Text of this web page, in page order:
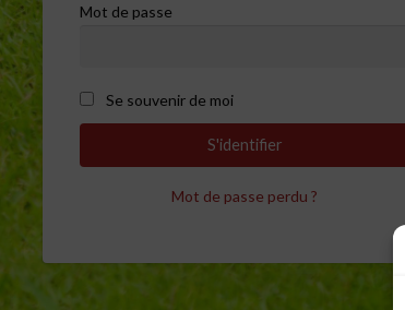
Mot de passe
Se souvenir de moi
Mot de passe perdu ?